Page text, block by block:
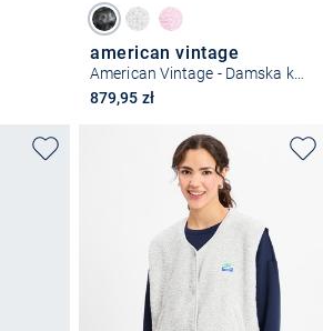
american vintage
American Vintage - Damska kamizelka - Hoktown
879,95 zł